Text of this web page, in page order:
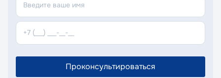
Проконсультироваться